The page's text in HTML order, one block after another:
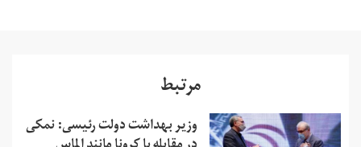
مرتبط
وزیر بهداشت دولت رئیسی: نمکی